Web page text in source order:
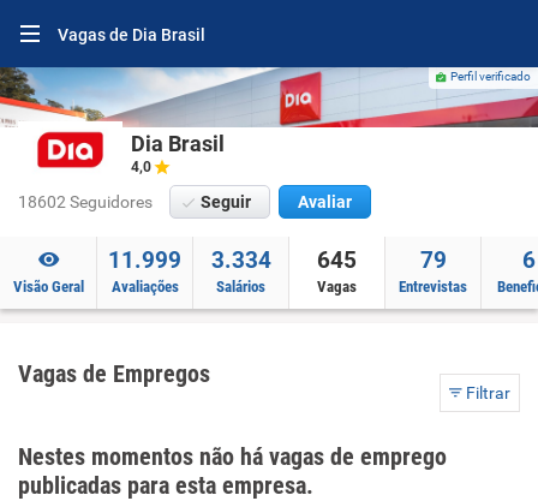
Vagas de Dia Brasil
Perfil verificado
Dia Brasil
4,0
18602 Seguidores Seguir Avaliar
Visão Geral
11.999
Avaliações
3.334
Salários
645
Vagas
79
Entrevistas
6
Vagas de Empregos
Filtrar
Nestes momentos não há vagas de emprego
publicadas para esta empresa.